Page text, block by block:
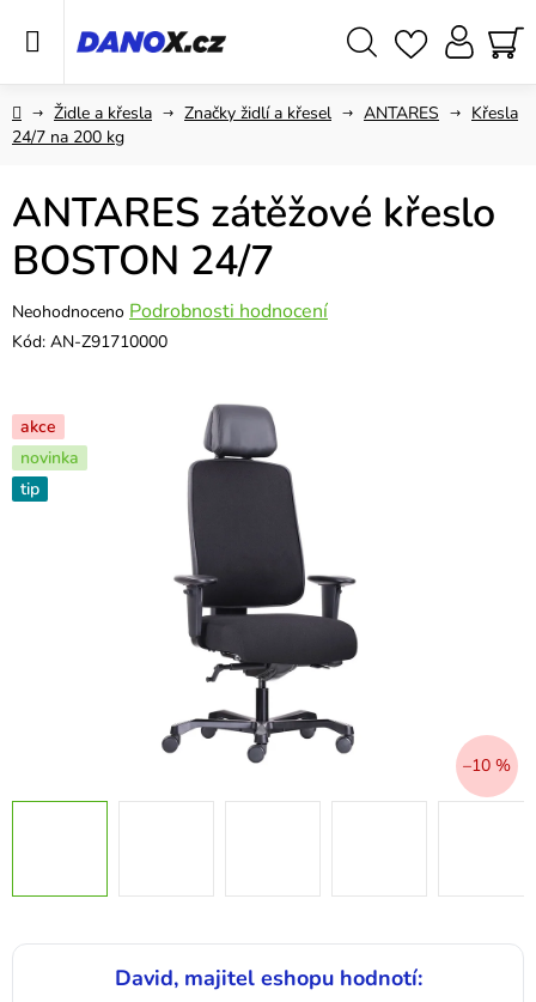
DomůŽidle a křesla Značky židlí a křesel ANTARES
Křesla
24/7 na 200 kg
ANTARES zátěžové křeslo
BOSTON 24/7
Průměrné
hodnocení
0,0
z
5
hvězdiček.
Neohodnoceno Podrobnosti hodnocení
Kód: AN-Z91710000
akce
novinka
tip
–10 %
David, majitel eshopu hodnotí: